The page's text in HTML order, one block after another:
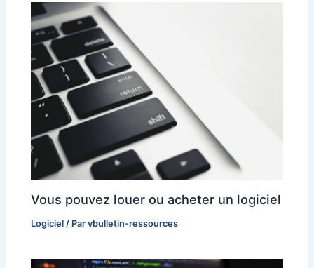
Vous pouvez louer ou acheter un logiciel
Logiciel / Parvbulletin-ressources